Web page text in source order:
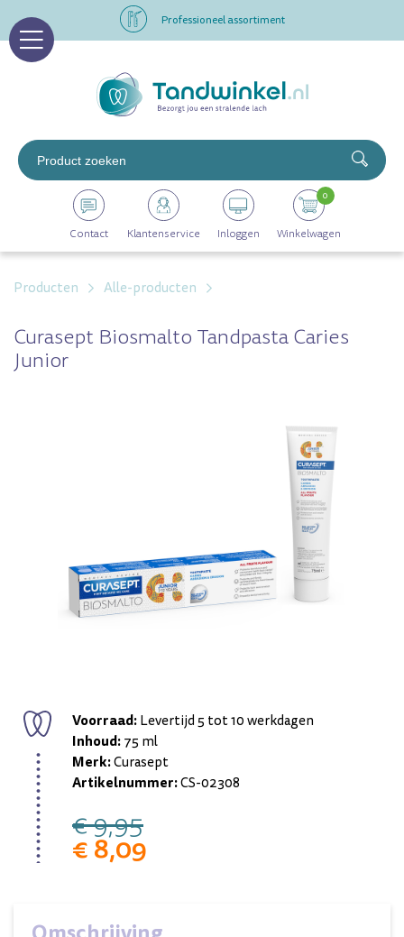
Professioneel assortiment
Op werkdagen voor 16.00 uur besteld, morgen in huis
Professioneel assortiment
Altijd op voorraad
Contact Klantenservice Inloggen Winkelwagen
0
Producten Alle-producten
Curasept Biosmalto Tandpasta Caries
Junior
Voorraad:Levertijd 5 tot 10 werkdagen
Inhoud:75 ml
Merk:Curasept
Artikelnummer:CS-02308
€ 9,95
€ 8,09